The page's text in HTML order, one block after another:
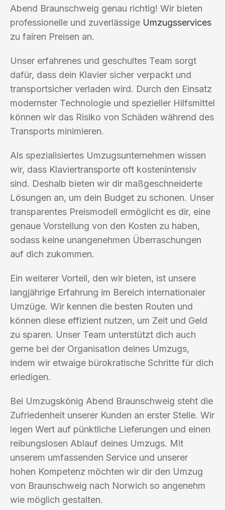
Abend Braunschweig genau richtig! Wir bieten
professionelle und zuverlässige Umzugsservices
zu fairen Preisen an.
Unser erfahrenes und geschultes Team sorgt
dafür, dass dein Klavier sicher verpackt und
transportsicher verladen wird. Durch den Einsatz
modernster Technologie und spezieller Hilfsmittel
können wir das Risiko von Schäden während des
Transports minimieren.
Als spezialisiertes Umzugsunternehmen wissen
wir, dass Klaviertransporte oft kostenintensiv
sind. Deshalb bieten wir dir maßgeschneiderte
Lösungen an, um dein Budget zu schonen. Unser
transparentes Preismodell ermöglicht es dir, eine
genaue Vorstellung von den Kosten zu haben,
sodass keine unangenehmen Überraschungen
auf dich zukommen.
Ein weiterer Vorteil, den wir bieten, ist unsere
langjährige Erfahrung im Bereich internationaler
Umzüge. Wir kennen die besten Routen und
können diese effizient nutzen, um Zeit und Geld
zu sparen. Unser Team unterstützt dich auch
gerne bei der Organisation deines Umzugs,
indem wir etwaige bürokratische Schritte für dich
erledigen.
Bei Umzugskönig Abend Braunschweig steht die
Zufriedenheit unserer Kunden an erster Stelle. Wir
legen Wert auf pünktliche Lieferungen und einen
reibungslosen Ablauf deines Umzugs. Mit
unserem umfassenden Service und unserer
hohen Kompetenz möchten wir dir den Umzug
von Braunschweig nach Norwich so angenehm
wie möglich gestalten.